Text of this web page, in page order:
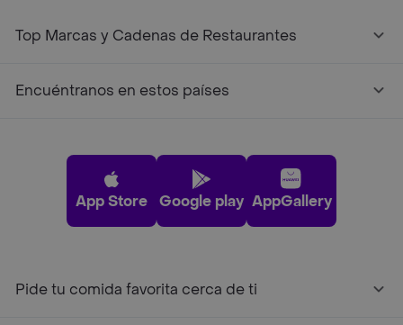
Top Marcas y Cadenas de Restaurantes
Encuéntranos en estos países
App Store Google play AppGallery
Pide tu comida favorita cerca de ti